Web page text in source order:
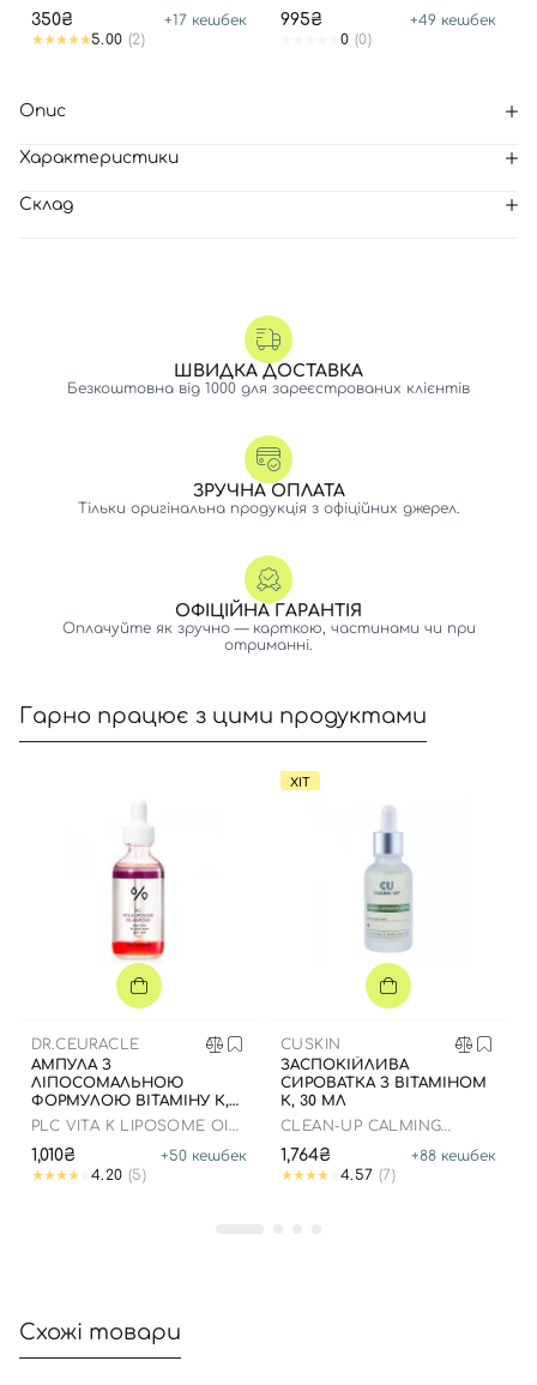
350₴ +17 кешбек
5.00 (2)
995₴ +49 кешбек
0 (0)
Опис
Характеристики
Склад
ШВИДКА ДОСТАВКА
Безкоштовна від 1000 для зареєстрованих клієнтів
ЗРУЧНА ОПЛАТА
Тільки оригінальна продукція з офіційних джерел.
ОФІЦІЙНА ГАРАНТІЯ
Оплачуйте як зручно — карткою, частинами чи при
отриманні.
Гарно працює з цими продуктами
DR.CEURACLE
АМПУЛА З
ЛІПОСОМАЛЬНОЮ
ФОРМУЛОЮ ВІТАМІНУ К,
50 МЛ
PLC VITA K LIPOSOME OIL
1,010₴ +50 кешбек
4.20 (5)
ХІТ
CUSKIN
ЗАСПОКІЙЛИВА
СИРОВАТКА З ВІТАМІНОМ
К, 30 МЛ
CLEAN-UP CALMING
1,764₴ +88 кешбек
4.57 (7)
Схожі товари
Вхід